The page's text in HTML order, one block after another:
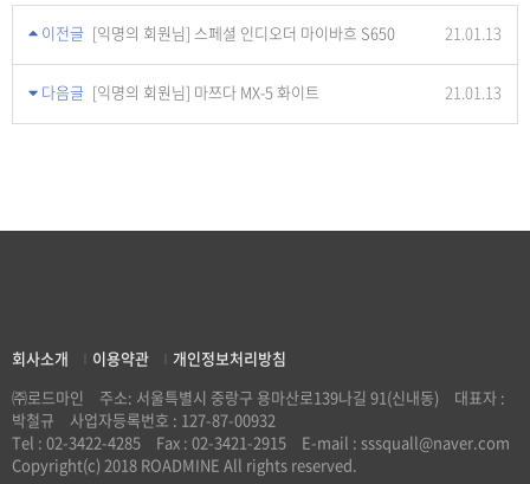
이전글 [익명의 회원님] 스페셜 인디오더 마이바흐 S650 21.01.13
다음글 [익명의 회원님] 마쯔다 MX-5 화이트 21.01.13
회사소개 이용약관
개인정보처리방침
㈜로드마인
주소: 서울특별시 중랑구 용마산로139나길 91(신내동)
대표자 :
박철규
사업자등록번호 : 127-87-00932
Tel : 02-3422-4285 Fax : 02-3421-2915
E-mail : sssquall@naver.com
Copyright(c) 2018 ROADMINE All rights reserved.